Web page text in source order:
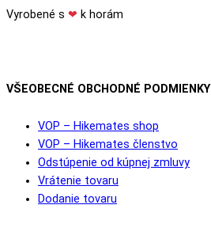
Vyrobené s ❤ k horám
VŠEOBECNÉ OBCHODNÉ PODMIENKY
VOP – Hikemates shop
VOP – Hikemates členstvo
Odstúpenie od kúpnej zmluvy
Vrátenie tovaru
Dodanie tovaru